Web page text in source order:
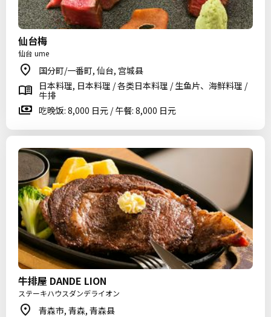
仙台梅
仙台 ume
国分町/一番町, 仙台, 宫城县
日本料理, 日本料理 / 各类日本料理 / 生鱼片、海鲜料理 /
牛排
吃晚饭: 8,000 日元 / 午餐: 8,000 日元
牛排屋 DANDE LION
ステーキハウスダンデライオン
青森市, 青森, 青森县